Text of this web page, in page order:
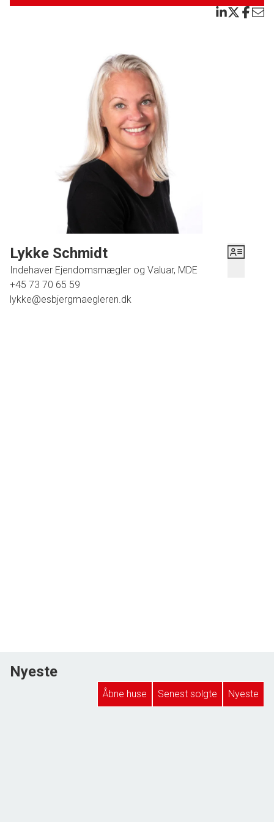
3 gode børneværelser. Pænt badeværelse med bruseniche og gulvvarme.
Tilhørende er der en helt lukket og dejlig have, hvor man har etableret et
super hyggeligt drivhus (som man har brugt som havestue).
Endvidere tilhørende god stor garage med automatisk porthejs.
Denne villa er lige til at flytte ind i, så er drømmen at bo børnevenligt og
attraktivt i Tarp, er dette måske din nye bolig.
Bestil en fremvisning. Du bliver ikke skuffet.
Lykke Schmidt
Indehaver Ejendomsmægler og Valuar, MDE
+45 73 70 65 59
lykke@esbjergmaegleren.dk
Nyeste
Åbne huse Senest solgte Nyeste